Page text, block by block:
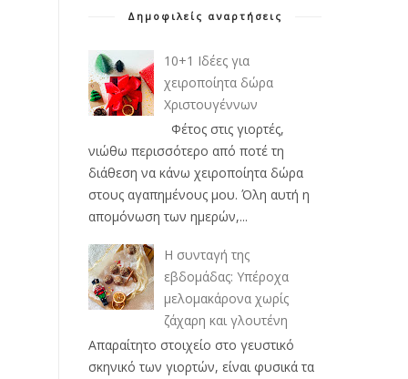
Δημοφιλείς αναρτήσεις
10+1 Ιδέες για
χειροποίητα δώρα
Χριστουγέννων
Φέτος στις γιορτές,
νιώθω περισσότερο από ποτέ τη
διάθεση να κάνω χειροποίητα δώρα
στους αγαπημένους μου. Όλη αυτή η
απομόνωση των ημερών,...
Η συνταγή της
εβδομάδας: Υπέροχα
μελομακάρονα χωρίς
ζάχαρη και γλουτένη
Απαραίτητο στοιχείο στο γευστικό
σκηνικό των γιορτών, είναι φυσικά τα